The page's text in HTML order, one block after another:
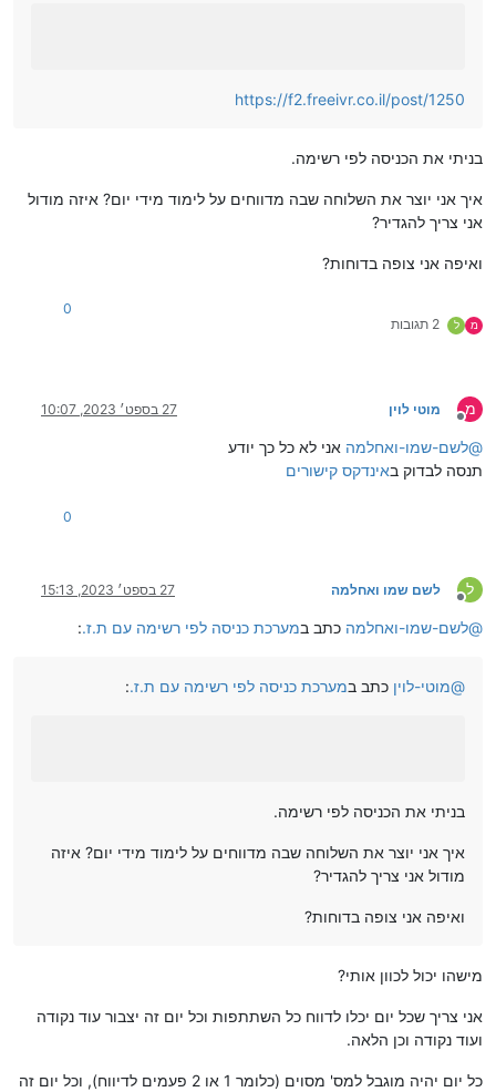
https://f2.freeivr.co.il/post/1250
בניתי את הכניסה לפי רשימה.
איך אני יוצר את השלוחה שבה מדווחים על לימוד מידי יום? איזה מודול
אני צריך להגדיר?
ואיפה אני צופה בדוחות?
מ ל 2 תגובות
0
מ
מנותק
מוטי לוין 27 בספט׳ 2023, 10:07
@לשם-שמו-ואחלמה אני לא כל כך יודע
תנסה לבדוק באינדקס קישורים
0
ל
מנותק
לשם שמו ואחלמה 27 בספט׳ 2023, 15:13
@לשם-שמו-ואחלמה כתב במערכת כניסה לפי רשימה עם ת.ז.:
@מוטי-לוין כתב במערכת כניסה לפי רשימה עם ת.ז.:
בניתי את הכניסה לפי רשימה.
איך אני יוצר את השלוחה שבה מדווחים על לימוד מידי יום? איזה
מודול אני צריך להגדיר?
ואיפה אני צופה בדוחות?
מישהו יכול לכוון אותי?
אני צריך שכל יום יכלו לדווח כל השתתפות וכל יום זה יצבור עוד נקודה
ועוד נקודה וכן הלאה.
כל יום יהיה מוגבל למס' מסוים (כלומר 1 או 2 פעמים לדיווח), וכל יום זה